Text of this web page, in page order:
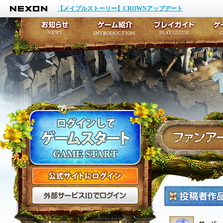
NEXON
【メイプルストーリー】CROWNアップデート
公式サイトにログイン
外部サービスIDでログ
お知らせ
イベント
アップデート
メンテナンス
ゲーム紹介
キャラクター作成
テイルズ初級者講座
ここだけは知ってお